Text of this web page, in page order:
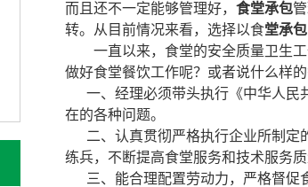
而且还不一定能够管理好， 食堂承包
转。从目前情况来看，选择以食堂承包
一直以来，食堂的安全质量卫生
做好食堂餐饮工作呢？或者说什么样
一、经理必须带头执行《中华人民
在的各种问题。
二、认真贯彻严格执行企业所制定
练兵，不断提高食堂服务和技术服务质
三、能合理配置劳动力，严格督